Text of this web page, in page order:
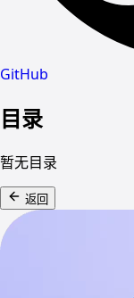
GitHub
目录
暂无目录
返回